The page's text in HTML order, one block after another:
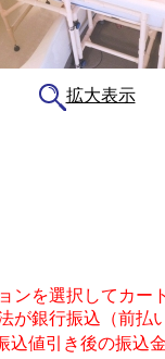
拡大表示
ンを選択してカー
が銀行振込（前払
込値引き後の振込